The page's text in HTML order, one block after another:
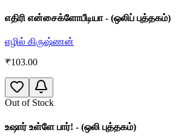
எதிரி என்சைக்ளோபீடியா - (ஒலிப் புத்தகம்)
எழில் கிருஷ்ணன்
₹103.00
Out of Stock
உஷார் உள்ளே பார்! - (ஒலி புத்தகம்)